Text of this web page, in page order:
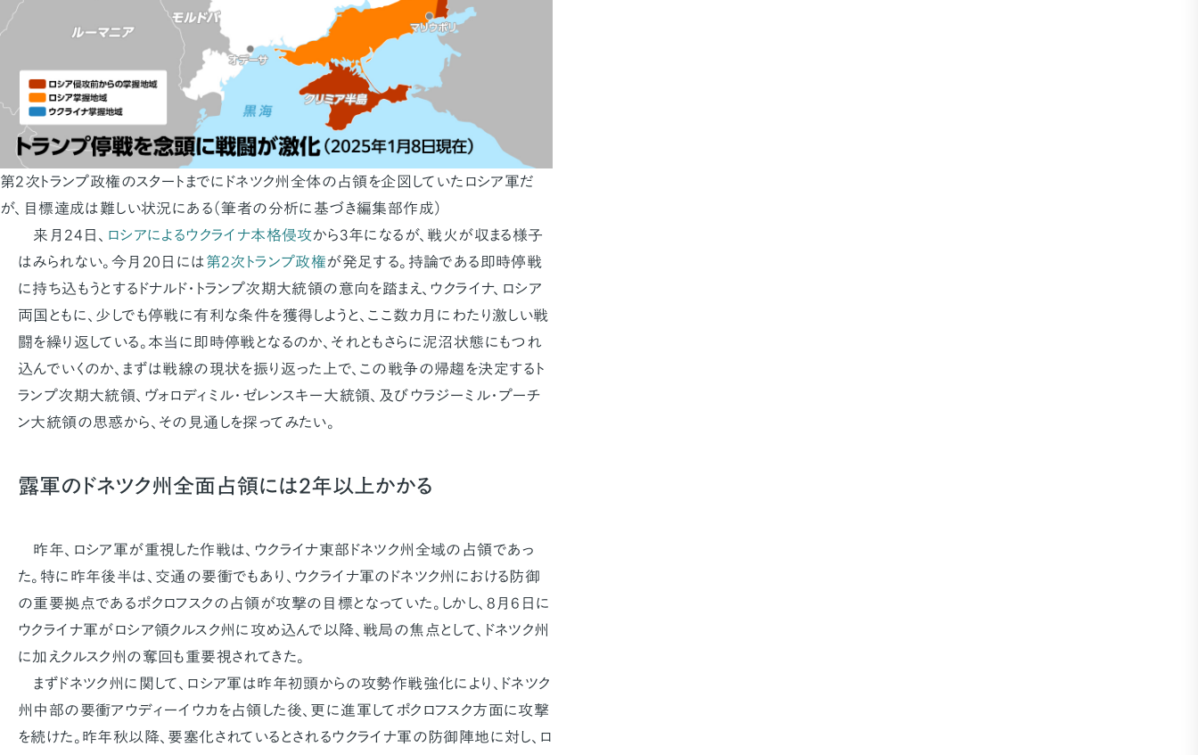
第2次トランプ政権のスタートまでにドネツク州全体の占領を企図していたロシア軍だ
が、目標達成は難しい状況にある（筆者の分析に基づき編集部作成）
来月24日、 ロシアによるウクライナ本格侵攻から3年になるが、戦火が収まる様子
はみられない。今月20日には 第2次トランプ政権が発足する。持論である即時停戦
に持ち込もうとするドナルド・トランプ次期大統領の意向を踏まえ、ウクライナ、ロシア
両国ともに、少しでも停戦に有利な条件を獲得しようと、ここ数カ月にわたり激しい戦
闘を繰り返している。本当に即時停戦となるのか、それともさらに泥沼状態にもつれ
込んでいくのか、まずは戦線の現状を振り返った上で、この戦争の帰趨を決定するト
ランプ次期大統領、ヴォロディミル・ゼレンスキー大統領、及びウラジーミル・プーチ
ン大統領の思惑から、その見通しを探ってみたい。
露軍のドネツク州全面占領には2年以上かかる
昨年、ロシア軍が重視した作戦は、ウクライナ東部ドネツク州全域の占領であっ
た。特に昨年後半は、交通の要衝でもあり、ウクライナ軍のドネツク州における防御
の重要拠点であるポクロフスクの占領が攻撃の目標となっていた。しかし、8月6日に
ウクライナ軍がロシア領クルスク州に攻め込んで以降、戦局の焦点として、ドネツク州
に加えクルスク州の奪回も重要視されてきた。
まずドネツク州に関して、ロシア軍は昨年初頭からの攻勢作戦強化により、ドネツク
州中部の要衝アウディーイウカを占領した後、更に進軍してポクロフスク方面に攻撃
を続けた。昨年秋以降、要塞化されているとされるウクライナ軍の防御陣地に対し、ロ